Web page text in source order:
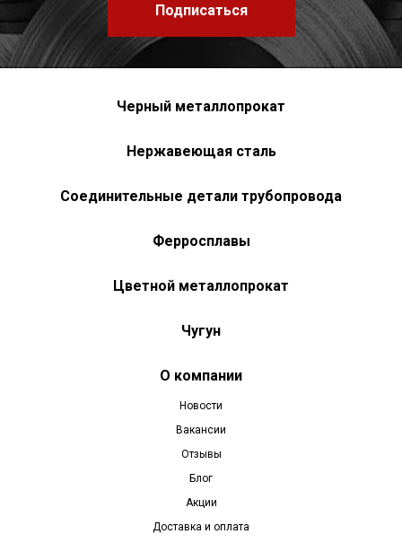
Подписаться
Черный металлопрокат
Нержавеющая сталь
Соединительные детали трубопровода
Ферросплавы
Цветной металлопрокат
Чугун
О компании
Новости
Вакансии
Отзывы
Блог
Акции
Доставка и оплата